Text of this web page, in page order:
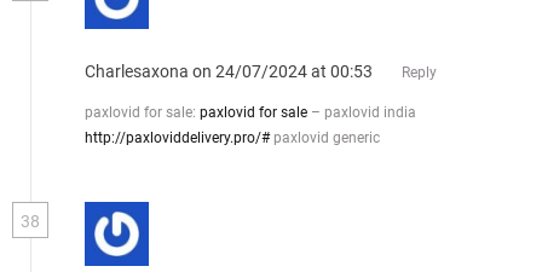
Charlesaxona on 24/07/2024 at 00:53 Reply
paxlovid for sale: paxlovid for sale – paxlovid india
http://paxloviddelivery.pro/#paxlovid generic
38